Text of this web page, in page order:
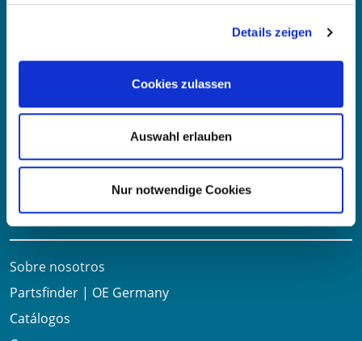
Details zeigen
Cookies zulassen
Auswahl erlauben
Nur notwendige Cookies
Mo-Fr 8:00-16:00 Uhr
Teléfono:+49 711 6276980
+49 711 62769851
Enlaces útiles
Sobre nosotros
Partsfinder | OE Germany
Catálogos